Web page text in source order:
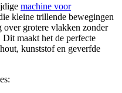
machine voor
kleine trillende bewegingen
grotere vlakken zonder
maakt het de perfecte
kunststof en geverfde